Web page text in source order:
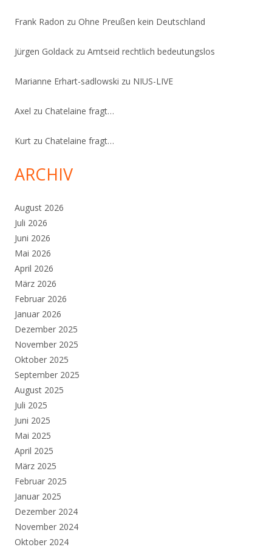
Frank Radon zu Ohne Preußen kein Deutschland
Jürgen Goldack zu Amtseid rechtlich bedeutungslos
Marianne Erhart-sadlowski zu NIUS-LIVE
Axel zu Chatelaine fragt…
Kurt zu Chatelaine fragt…
ARCHIV
August 2026
Juli 2026
Juni 2026
Mai 2026
April 2026
März 2026
Februar 2026
Januar 2026
Dezember 2025
November 2025
Oktober 2025
September 2025
August 2025
Juli 2025
Juni 2025
Mai 2025
April 2025
März 2025
Februar 2025
Januar 2025
Dezember 2024
November 2024
Oktober 2024